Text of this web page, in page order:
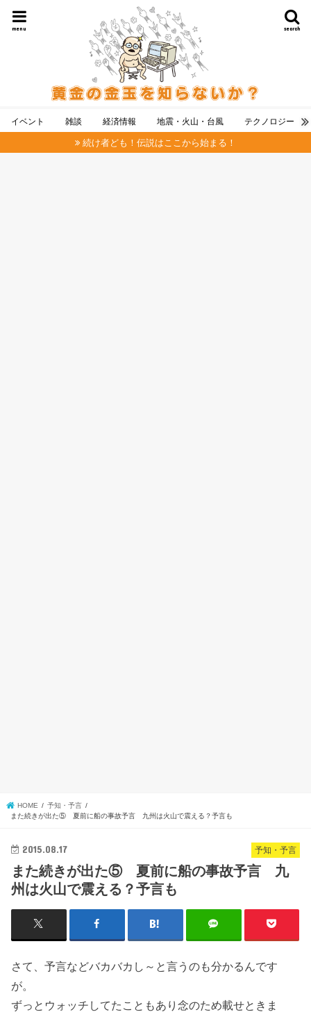
search
menu
イベント 雑談 経済情報 地震・火山・台風 テクノロジー
続け者ども！伝説はここから始まる！
HOME
予知・予言
また続きが出た⑤ 夏前に船の事故予言 九州は火山で震える？予言も
予知・予言
2015.08.17
また続きが出た⑤ 夏前に船の事故予言 九
州は火山で震える？予言も
さて、予言などバカバカし～と言うのも分かるんです
が。
ずっとウォッチしてたこともあり念のため載せときま